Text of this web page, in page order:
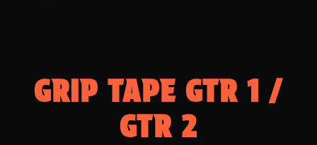
GRIP TAPE GTR 1 /
GTR 2